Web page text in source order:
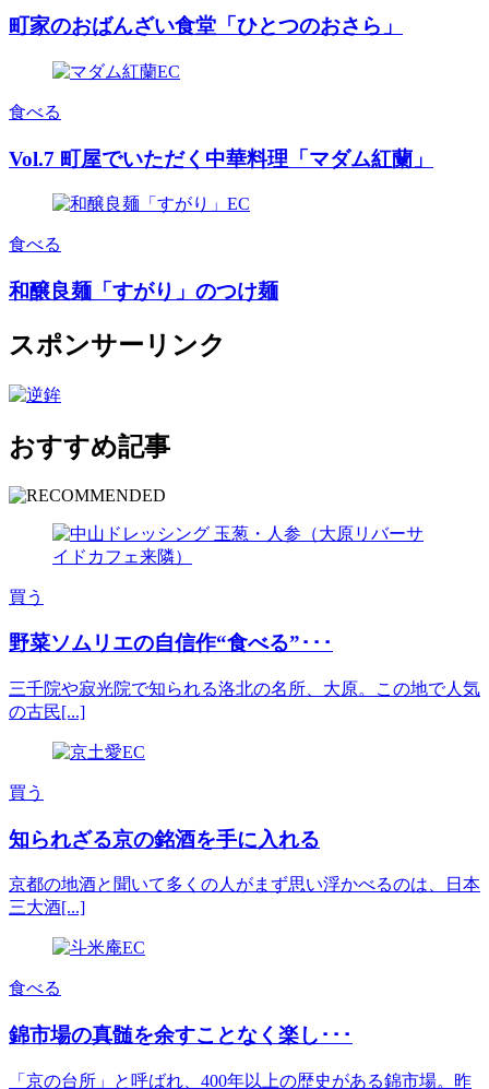
町家のおばんざい食堂「ひとつのおさら」
食べる
Vol.7 町屋でいただく中華料理「マダム紅蘭」
食べる
和醸良麺「すがり」のつけ麺
スポンサーリンク
おすすめ記事
買う
野菜ソムリエの自信作“食べる”･･･
三千院や寂光院で知られる洛北の名所、大原。この地で人気
の古民[...]
買う
知られざる京の銘酒を手に入れる
京都の地酒と聞いて多くの人がまず思い浮かべるのは、日本
三大酒[...]
食べる
錦市場の真髄を余すことなく楽し･･･
「京の台所」と呼ばれ、400年以上の歴史がある錦市場。昨